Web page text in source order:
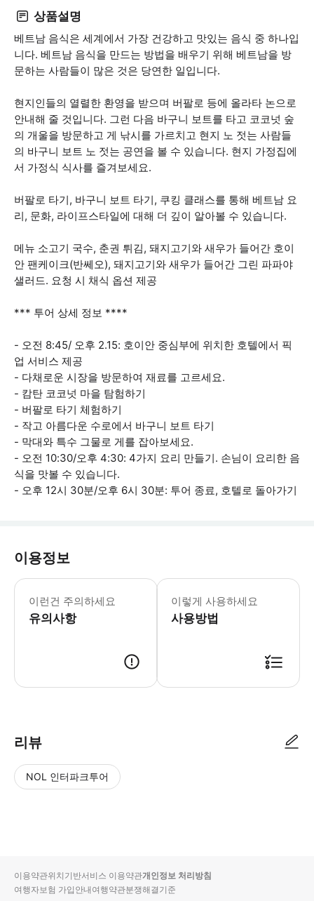
상품설명
베트남 음식은 세계에서 가장 건강하고 맛있는 음식 중 하나입
니다. 베트남 음식을 만드는 방법을 배우기 위해 베트남을 방
문하는 사람들이 많은 것은 당연한 일입니다.
현지인들의 열렬한 환영을 받으며 버팔로 등에 올라타 논으로
안내해 줄 것입니다. 그런 다음 바구니 보트를 타고 코코넛 숲
의 개울을 방문하고 게 낚시를 가르치고 현지 노 젓는 사람들
의 바구니 보트 노 젓는 공연을 볼 수 있습니다. 현지 가정집에
서 가정식 식사를 즐겨보세요.
버팔로 타기, 바구니 보트 타기, 쿠킹 클래스를 통해 베트남 요
리, 문화, 라이프스타일에 대해 더 깊이 알아볼 수 있습니다.
메뉴 소고기 국수, 춘권 튀김, 돼지고기와 새우가 들어간 호이
안 팬케이크(반쎄오), 돼지고기와 새우가 들어간 그린 파파야
샐러드. 요청 시 채식 옵션 제공
*** 투어 상세 정보 ****
- 오전 8:45/ 오후 2.15: 호이안 중심부에 위치한 호텔에서 픽
업 서비스 제공
- 다채로운 시장을 방문하여 재료를 고르세요.
- 캄탄 코코넛 마을 탐험하기
- 버팔로 타기 체험하기
- 작고 아름다운 수로에서 바구니 보트 타기
- 막대와 특수 그물로 게를 잡아보세요.
- 오전 10:30/오후 4:30: 4가지 요리 만들기. 손님이 요리한 음
식을 맛볼 수 있습니다.
- 오후 12시 30분/오후 6시 30분: 투어 종료, 호텔로 돌아가기
이용정보
이런건 주의하세요
유의사항
예약 시 식단 요건을 알려주세요. *
이렇게 사용하세요
사용방법
리뷰
NOL 인터파크투어
입니
다.
순
상
이용약관위치기반서비스 이용약관개인정보 처리방침
여행자보험 가입안내여행약관분쟁해결기준